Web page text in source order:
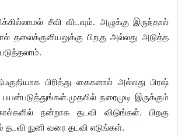
சீவி விடவும். அழுக்கு இருந்தால்
தலைக்குளியலுக்கு பிறகு அல்லது அடுத்த
பிரித்து கைகளால் அல்லது பிரஷ்
நரைமுடி இருக்கும்
நன்றாக தடவி விடுங்கள். பிறகு
தடவி நுனி வரை தடவி எடுங்கள்.